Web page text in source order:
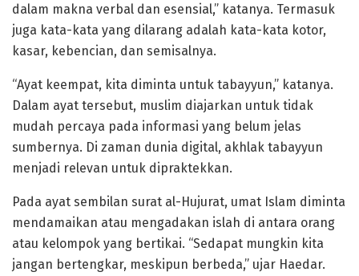
dalam makna verbal dan esensial,” katanya. Termasuk
juga kata-kata yang dilarang adalah kata-kata kotor,
kasar, kebencian, dan semisalnya.
“Ayat keempat, kita diminta untuk tabayyun,” katanya.
Dalam ayat tersebut, muslim diajarkan untuk tidak
mudah percaya pada informasi yang belum jelas
sumbernya. Di zaman dunia digital, akhlak tabayyun
menjadi relevan untuk dipraktekkan.
Pada ayat sembilan surat al-Hujurat, umat Islam diminta
mendamaikan atau mengadakan islah di antara orang
atau kelompok yang bertikai. “Sedapat mungkin kita
jangan bertengkar, meskipun berbeda,” ujar Haedar.